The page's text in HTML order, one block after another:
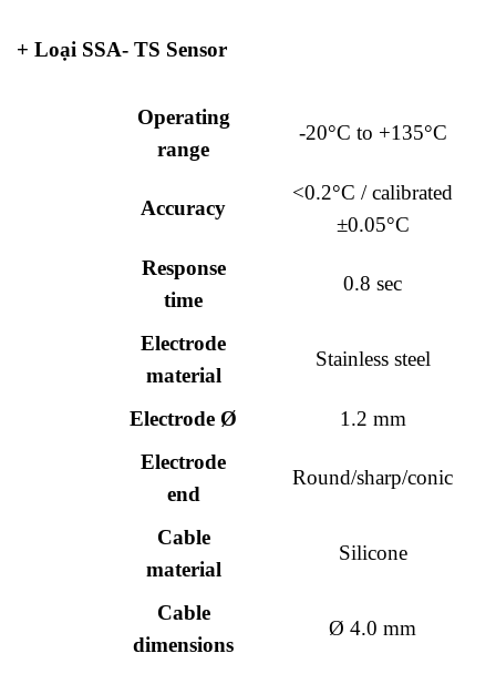
+ Loại SSA- TS Sensor
Operating
range
-20°C to +135°C
Accuracy
<0.2°C / calibrated
±0.05°C
Response
time
0.8 sec
Electrode
material
Stainless steel
Electrode Ø
1.2 mm
Electrode
end
Round/sharp/conic
Cable
material
Silicone
Cable
dimensions
Ø 4.0 mm